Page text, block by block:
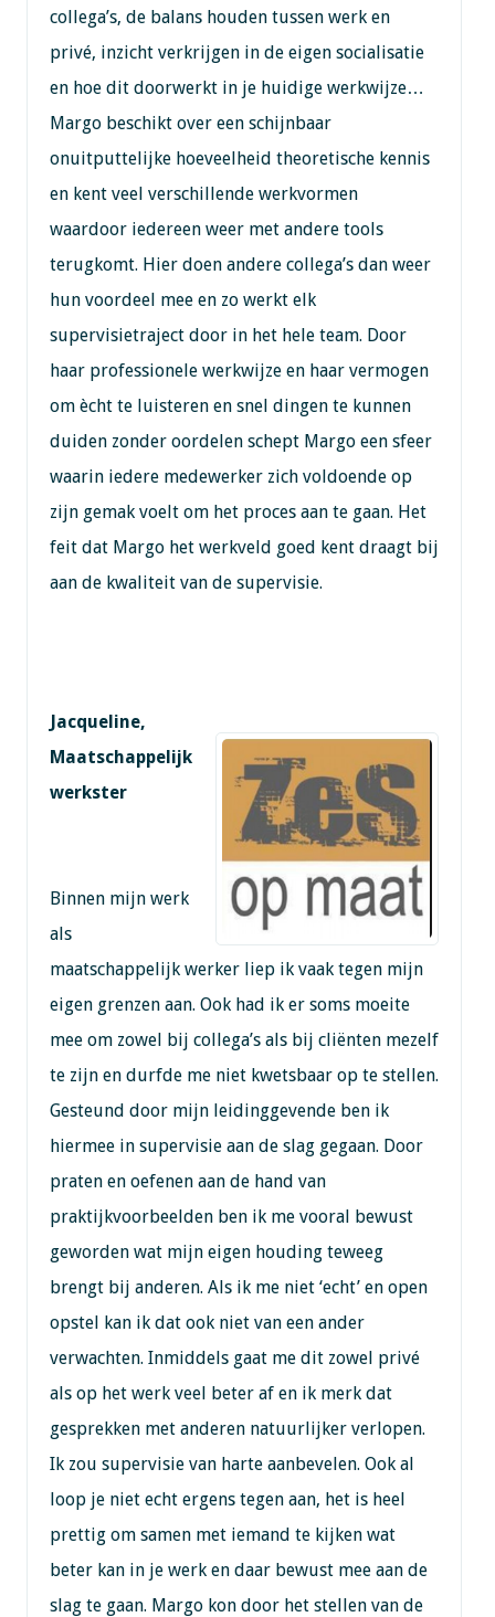
collega’s, de balans houden tussen werk en
privé, inzicht verkrijgen in de eigen socialisatie
en hoe dit doorwerkt in je huidige werkwijze…
Margo beschikt over een schijnbaar
onuitputtelijke hoeveelheid theoretische kennis
en kent veel verschillende werkvormen
waardoor iedereen weer met andere tools
terugkomt. Hier doen andere collega’s dan weer
hun voordeel mee en zo werkt elk
supervisietraject door in het hele team. Door
haar professionele werkwijze en haar vermogen
om ècht te luisteren en snel dingen te kunnen
duiden zonder oordelen schept Margo een sfeer
waarin iedere medewerker zich voldoende op
zijn gemak voelt om het proces aan te gaan. Het
feit dat Margo het werkveld goed kent draagt bij
aan de kwaliteit van de supervisie.
Jacqueline,
Maatschappelijk
werkster
Binnen mijn werk
als
maatschappelijk werker liep ik vaak tegen mijn
eigen grenzen aan. Ook had ik er soms moeite
mee om zowel bij collega’s als bij cliënten mezelf
te zijn en durfde me niet kwetsbaar op te stellen.
Gesteund door mijn leidinggevende ben ik
hiermee in supervisie aan de slag gegaan. Door
praten en oefenen aan de hand van
praktijkvoorbeelden ben ik me vooral bewust
geworden wat mijn eigen houding teweeg
brengt bij anderen. Als ik me niet ‘echt’ en open
opstel kan ik dat ook niet van een ander
verwachten. Inmiddels gaat me dit zowel privé
als op het werk veel beter af en ik merk dat
gesprekken met anderen natuurlijker verlopen.
Ik zou supervisie van harte aanbevelen. Ook al
loop je niet echt ergens tegen aan, het is heel
prettig om samen met iemand te kijken wat
beter kan in je werk en daar bewust mee aan de
slag te gaan. Margo kon door het stellen van de